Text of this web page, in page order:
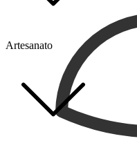
Artesanato